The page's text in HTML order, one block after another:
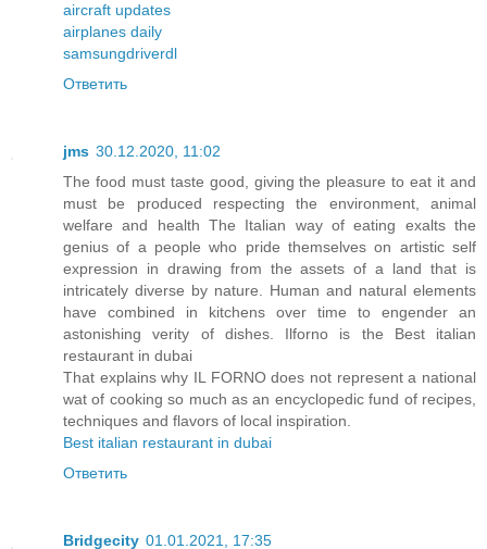
aircraft updates
airplanes daily
samsungdriverdl
Ответить
jms 30.12.2020, 11:02
The food must taste good, giving the pleasure to eat it and
must be produced respecting the environment, animal
welfare and health The Italian way of eating exalts the
genius of a people who pride themselves on artistic self
expression in drawing from the assets of a land that is
intricately diverse by nature. Human and natural elements
have combined in kitchens over time to engender an
astonishing verity of dishes. Ilforno is the Best italian
restaurant in dubai
That explains why IL FORNO does not represent a national
wat of cooking so much as an encyclopedic fund of recipes,
techniques and flavors of local inspiration.
Best italian restaurant in dubai
Ответить
Bridgecity 01.01.2021, 17:35